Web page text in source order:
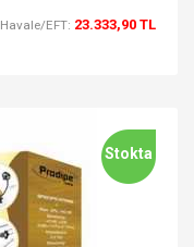
Havale/EFT: 23.333,90 TL
Stokta